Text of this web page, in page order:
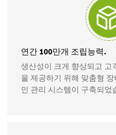
연간 100만개 조립능력.
생산성이 크게 향상되고 고
을 제공하기 위해 맞춤형
인 관리 시스템이 구축되었